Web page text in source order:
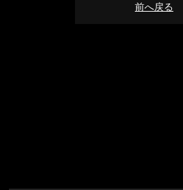
前へ戻る